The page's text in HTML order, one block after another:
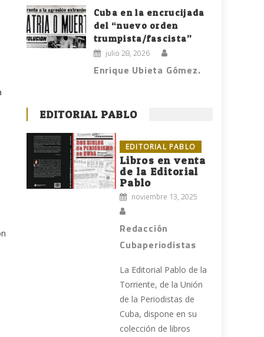
Cuba en la encrucijada
del “nuevo orden
trumpista/fascista”
julio 28, 2026
Enrique Ubieta Gómez.
EDITORIAL PABLO
EDITORIAL PABLO
Libros en venta
de la Editorial
Pablo
noviembre 13, 2025
Redacción
Cubaperiodistas
La Editorial Pablo de la
Torriente, de la Unión
de la Periodistas de
Cuba, dispone en su
colección de libros